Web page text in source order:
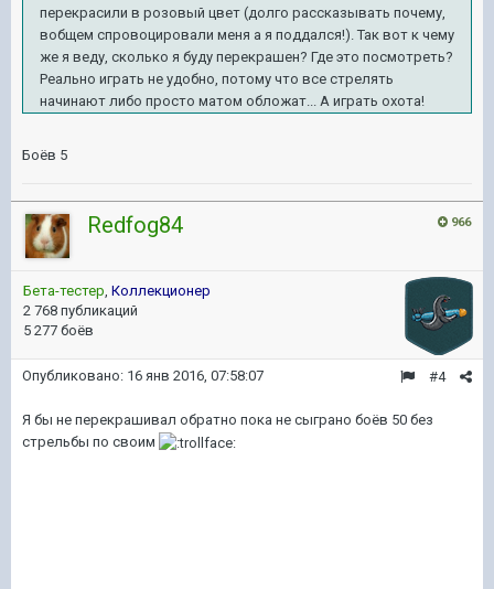
перекрасили в розовый цвет (долго рассказывать почему,
вобщем спровоцировали меня а я поддался!). Так вот к чему
же я веду, сколько я буду перекрашен? Где это посмотреть?
Реально играть не удобно, потому что все стрелять
начинают либо просто матом обложат... А играть охота!
Боёв 5
966
Redfog84
Бета-тестер, Коллекционер
2 768 публикаций
5 277 боёв
#4
Опубликовано: 16 янв 2016, 07:58:07
Я бы не перекрашивал обратно пока не сыграно боёв 50 без
стрельбы по своим